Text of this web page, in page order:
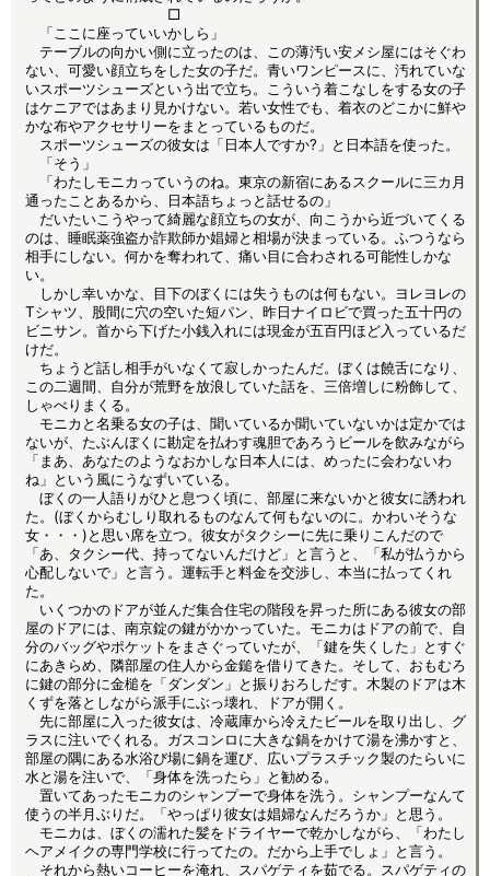
□
「ここに座っていいかしら」
テーブルの向かい側に立ったのは、この薄汚い安メシ屋にはそぐわ
ない、可愛い顔立ちをした女の子だ。青いワンピースに、汚れていな
いスポーツシューズという出で立ち。こういう着こなしをする女の子
はケニアではあまり見かけない。若い女性でも、着衣のどこかに鮮や
かな布やアクセサリーをまとっているものだ。
スポーツシューズの彼女は「日本人ですか?」と日本語を使った。
「そう」
「わたしモニカっていうのね。東京の新宿にあるスクールに三カ月
通ったことあるから、日本語ちょっと話せるの」
だいたいこうやって綺麗な顔立ちの女が、向こうから近づいてくる
のは、睡眠薬強盗か詐欺師か娼婦と相場が決まっている。ふつうなら
相手にしない。何かを奪われて、痛い目に合わされる可能性しかな
い。
しかし幸いかな、目下のぼくには失うものは何もない。ヨレヨレの
Tシャツ、股間に穴の空いた短パン、昨日ナイロビで買った五十円の
ビニサン。首から下げた小銭入れには現金が五百円ほど入っているだ
けだ。
ちょうど話し相手がいなくて寂しかったんだ。ぼくは饒舌になり、
この二週間、自分が荒野を放浪していた話を、三倍増しに粉飾して、
しゃべりまくる。
モニカと名乗る女の子は、聞いているか聞いていないかは定かでは
ないが、たぶんぼくに勘定を払わす魂胆であろうビールを飲みながら
「まあ、あなたのようなおかしな日本人には、めったに会わないわ
ね」という風にうなずいている。
ぼくの一人語りがひと息つく頃に、部屋に来ないかと彼女に誘われ
た。(ぼくからむしり取れるものなんて何もないのに。かわいそうな
女・・・)と思い席を立つ。彼女がタクシーに先に乗りこんだので
「あ、タクシー代、持ってないんだけど」と言うと、「私が払うから
心配しないで」と言う。運転手と料金を交渉し、本当に払ってくれ
た。
いくつかのドアが並んだ集合住宅の階段を昇った所にある彼女の部
屋のドアには、南京錠の鍵がかかっていた。モニカはドアの前で、自
分のバッグやポケットをまさぐっていたが、「鍵を失くした」とすぐ
にあきらめ、隣部屋の住人から金鎚を借りてきた。そして、おもむろ
に鍵の部分に金槌を「ダンダン」と振りおろしだす。木製のドアは木
くずを落としながら派手にぶっ壊れ、ドアが開く。
先に部屋に入った彼女は、冷蔵庫から冷えたビールを取り出し、グ
ラスに注いでくれる。ガスコンロに大きな鍋をかけて湯を沸かすと、
部屋の隅にある水浴び場に鍋を運び、広いプラスチック製のたらいに
水と湯を注いで、「身体を洗ったら」と勧める。
置いてあったモニカのシャンプーで身体を洗う。シャンプーなんて
使うの半月ぶりだ。「やっぱり彼女は娼婦なんだろうか」と思う。
モニカは、ぼくの濡れた髪をドライヤーで乾かしながら、「わたし
ヘアメイクの専門学校に行ってたの。だから上手でしょ」と言う。
それから熱いコーヒーを淹れ、スパゲティを茹でる。スパゲティの